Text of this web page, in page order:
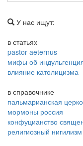
У нас ищут:
в статьях
pastor aeternus
мифы об
влияние католицизма
в справочнике
пальмарианская
мормоны россия
конфуцианство
религиозный нигилизм